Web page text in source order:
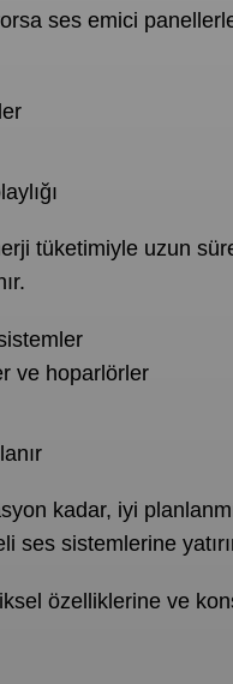
ses emici
tüketimiyle uzun
ve hoparlörler
kadar, iyi
ses sistemlerine
özelliklerine ve